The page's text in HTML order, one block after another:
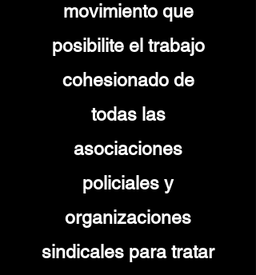
movimiento que
posibilite el trabajo
cohesionado de
todas las
asociaciones
policiales y
organizaciones
sindicales para tratar